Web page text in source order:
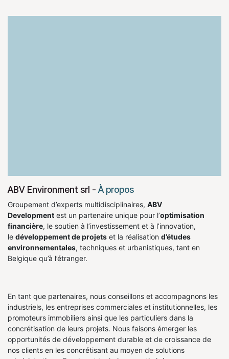
ABV Environment srl - À propos
Groupement d’experts multidisciplinaires, ABV
Development est un partenaire unique pour l’optimisation
financière, le soutien à l’investissement et à l’innovation,
le développement de projets et la réalisation d’études
environnementales, techniques et urbanistiques, tant en
Belgique qu’à l’étranger.
En tant que partenaires, nous conseillons et accompagnons les
industriels, les entreprises commerciales et institutionnelles, les
promoteurs immobiliers ainsi que les particuliers dans la
concrétisation de leurs projets. Nous faisons émerger les
opportunités de développement durable et de croissance de
nos clients en les concrétisant au moyen de solutions